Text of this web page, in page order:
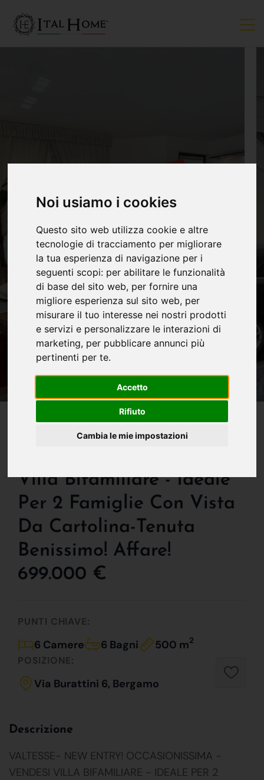
Noi usiamo i cookies
Questo sito web utilizza cookie e altre
tecnologie di tracciamento per migliorare
la tua esperienza di navigazione per i
seguenti scopi: per abilitare le funzionalità
di base del sito web, per fornire una
migliore esperienza sul sito web, per
misurare il tuo interesse nei nostri prodotti
e servizi e personalizzare le interazioni di
marketing, per pubblicare annunci più
pertinenti per te.
Accetto
Rifiuto
Cambia le mie impostazioni
VENDUTO
Valtesse- New Entry!
Villa Bifamiliare - Ideale
Per 2 Famiglie Con Vista
Da Cartolina-Tenuta
Benissimo! Affare!
699.000 €
PUNTI CHIAVE:
6 Camere 6 Bagni 500 m2
POSIZIONE:
Via Burattini 6, Bergamo
Descrizione
VALTESSE- NEW ENTRY! OCCASIONISSIMA -
VENDESI VILLA BIFAMILIARE - IDEALE PER 2